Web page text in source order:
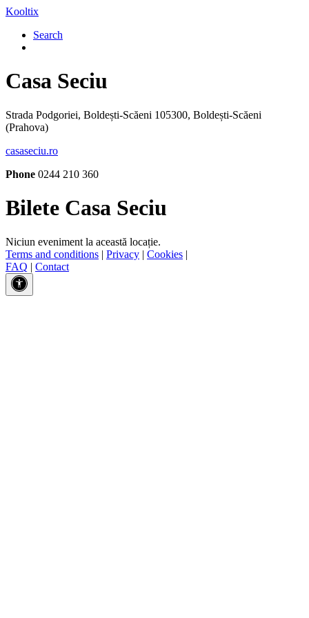
Kooltix
Search
Casa Seciu
Strada Podgoriei, Boldești-Scăeni 105300, Boldești-Scăeni
(Prahova)
casaseciu.ro
Phone 0244 210 360
Bilete Casa Seciu
Niciun eveniment la această locație.
Terms and conditions | Privacy | Cookies |
FAQ | Contact